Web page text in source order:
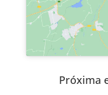
Próxima